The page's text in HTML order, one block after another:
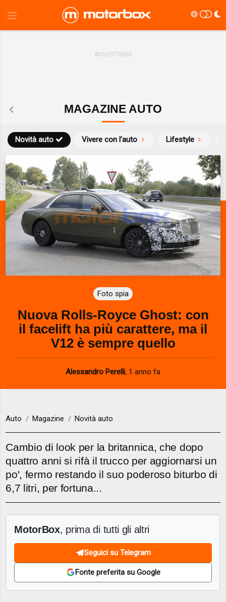
MAGAZINE AUTO
Novità auto Vivere con l'auto Lifestyle
Foto spia
Nuova Rolls-Royce Ghost: con
il facelift ha più carattere, ma il
V12 è sempre quello
Alessandro Perelli, 1 anno fa
Auto Magazine Novità auto
Cambio di look per la britannica, che dopo
quattro anni si rifà il trucco per aggiornarsi un
po', fermo restando il suo poderoso biturbo di
6,7 litri, per fortuna...
MotorBox, prima di tutti gli altri
Seguici su Telegram
Fonte preferita su Google